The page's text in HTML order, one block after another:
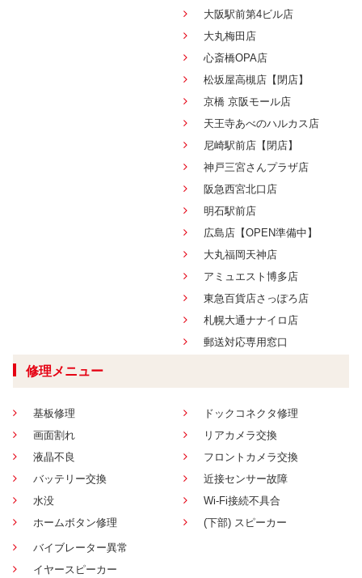
大阪駅前第4ビル店
大丸梅田店
心斎橋OPA店
松坂屋高槻店【閉店】
京橋 京阪モール店
天王寺あべのハルカス店
尼崎駅前店【閉店】
神戸三宮さんプラザ店
阪急西宮北口店
明石駅前店
広島店【OPEN準備中】
大丸福岡天神店
アミュエスト博多店
東急百貨店さっぽろ店
札幌大通ナナイロ店
郵送対応専用窓口
修理メニュー
基板修理
画面割れ
液晶不良
バッテリー交換
水没
ホームボタン修理
ドックコネクタ修理
リアカメラ交換
フロントカメラ交換
近接センサー故障
Wi-Fi接続不具合
(下部) スピーカー
バイブレーター異常
イヤースピーカー